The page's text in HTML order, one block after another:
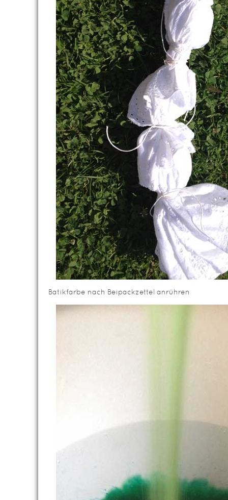
Batikfarbe nach Beipackzettel anrühren